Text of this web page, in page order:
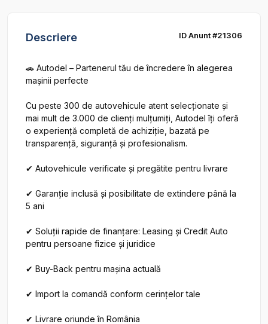
Descriere ID Anunt #21306
🚗 Autodel – Partenerul tău de încredere în alegerea
mașinii perfecte
Cu peste 300 de autovehicule atent selecționate și
mai mult de 3.000 de clienți mulțumiți, Autodel îți oferă
o experiență completă de achiziție, bazată pe
transparență, siguranță și profesionalism.
✔ Autovehicule verificate și pregătite pentru livrare
✔ Garanție inclusă și posibilitate de extindere până la
5 ani
✔ Soluții rapide de finanțare: Leasing și Credit Auto
pentru persoane fizice și juridice
✔ Buy-Back pentru mașina actuală
✔ Import la comandă conform cerințelor tale
✔ Livrare oriunde în România